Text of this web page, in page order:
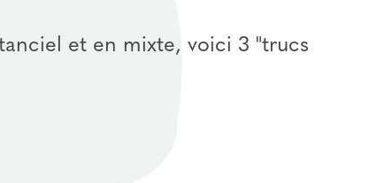
et en mixte, voici 3 "trucs